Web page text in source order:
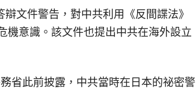
文件警告，對中共利用《反間諜法》
機意識。該文件也提出中共在海外設立
省此前披露，中共當時在日本的祕密警